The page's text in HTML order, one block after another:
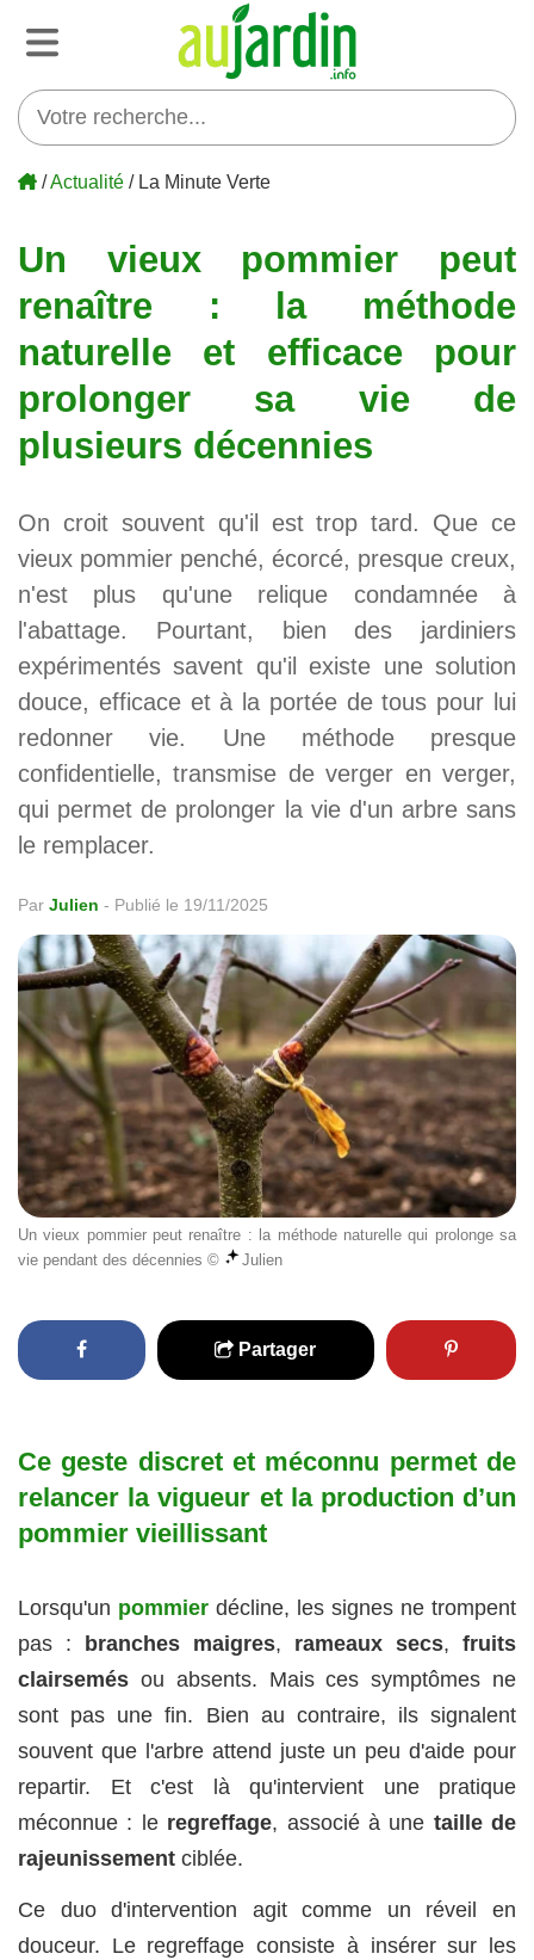
/Actualité / La Minute Verte
Un vieux pommier peut
renaître : la méthode
naturelle et efficace pour
prolonger sa vie de
plusieurs décennies
On croit souvent qu'il est trop tard. Que ce
vieux pommier penché, écorcé, presque creux,
n'est plus qu'une relique condamnée à
l'abattage. Pourtant, bien des jardiniers
expérimentés savent qu'il existe une solution
douce, efficace et à la portée de tous pour lui
redonner vie. Une méthode presque
confidentielle, transmise de verger en verger,
qui permet de prolonger la vie d'un arbre sans
le remplacer.
Par Julien - Publié le 19/11/2025
Un vieux pommier peut renaître : la méthode naturelle qui prolonge sa
vie pendant des décennies ©
Julien
Partager
Ce geste discret et méconnu permet de
relancer la vigueur et la production d’un
pommier vieillissant
Lorsqu'un pommier décline, les signes ne trompent
pas :
branches maigres, rameaux secs, fruits
clairsemés ou absents. Mais ces symptômes ne
sont pas une fin. Bien au contraire, ils signalent
souvent que l'arbre attend juste un peu d'aide pour
repartir. Et c'est là qu'intervient une pratique
méconnue : le regreffage, associé à une taille de
rajeunissement ciblée.
Ce duo d'intervention agit comme un réveil en
douceur. Le regreffage consiste à insérer sur les